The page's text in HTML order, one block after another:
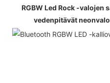
RGBW Led Rock -valojen
vedenpitävät